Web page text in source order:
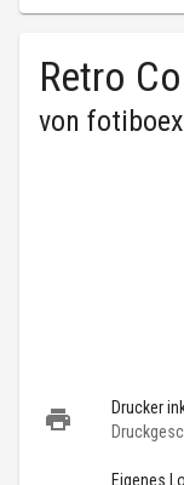
Retro
von
Drucker
Eigenes